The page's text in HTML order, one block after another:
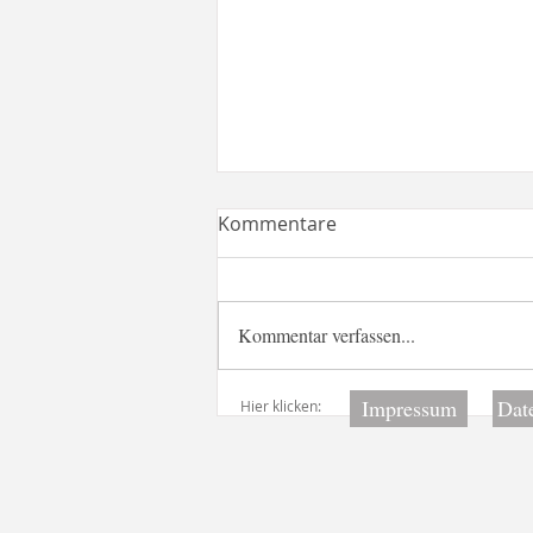
Tolle Mutmacher und
Affirmationen für
Kommentare
Kommentar verfassen...
Hier klicken: Impressum